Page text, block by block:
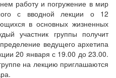
работу и погружение в мир
с вводной лекции о 12
в основных жизненных
участник группы получит
ведущего архетипа
20 января с 19.00 до 23.00.
на лекцию приглашаются